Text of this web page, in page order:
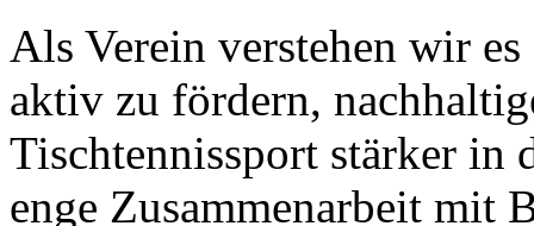
Als Verein verstehen wir
aktiv zu fördern,
Tischtennissport stärker in
enge Zusammenarbeit mit